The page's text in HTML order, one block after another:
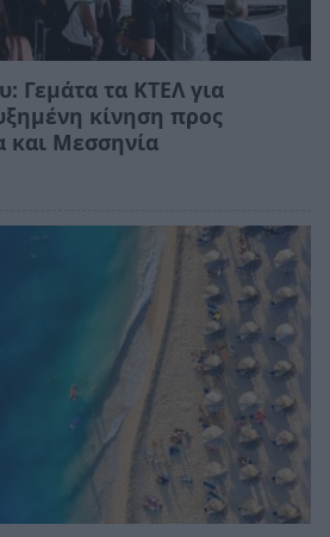
Γεμάτα τα ΚΤΕΛ για
κίνηση προς
και Μεσσηνία